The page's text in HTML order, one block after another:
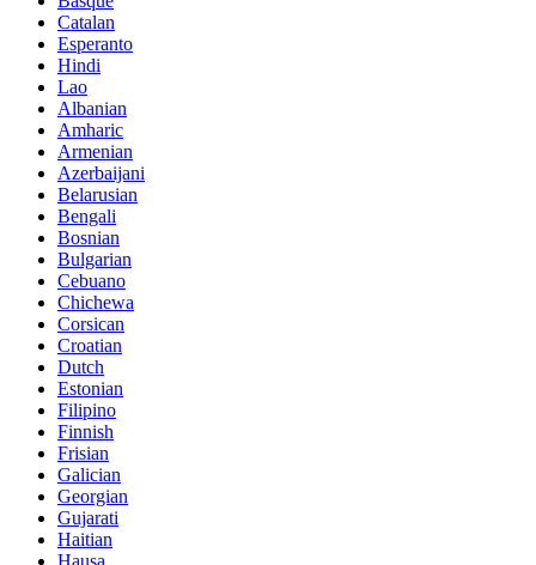
Catalan
Esperanto
Hindi
Lao
Albanian
Amharic
Armenian
Azerbaijani
Belarusian
Bengali
Bosnian
Bulgarian
Cebuano
Chichewa
Corsican
Croatian
Dutch
Estonian
Filipino
Finnish
Frisian
Galician
Georgian
Gujarati
Haitian